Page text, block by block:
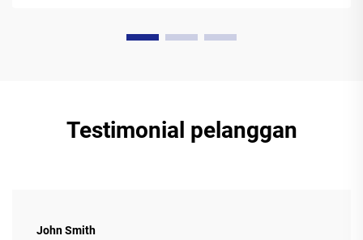
Testimonial pelanggan
John Smith